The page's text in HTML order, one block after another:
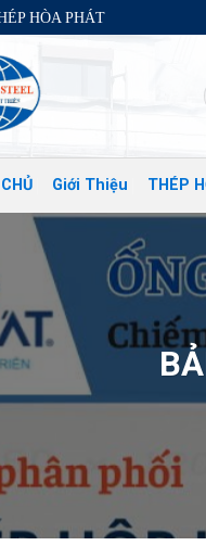
HÒA PHÁT
Giới Thiệu THÉP